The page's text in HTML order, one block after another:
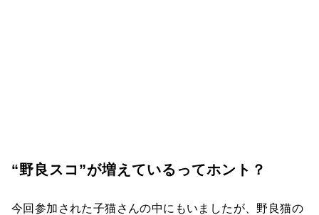
“野良スコ”が増えているってホント？
今回参加された子猫さんの中にもいましたが、野良猫の